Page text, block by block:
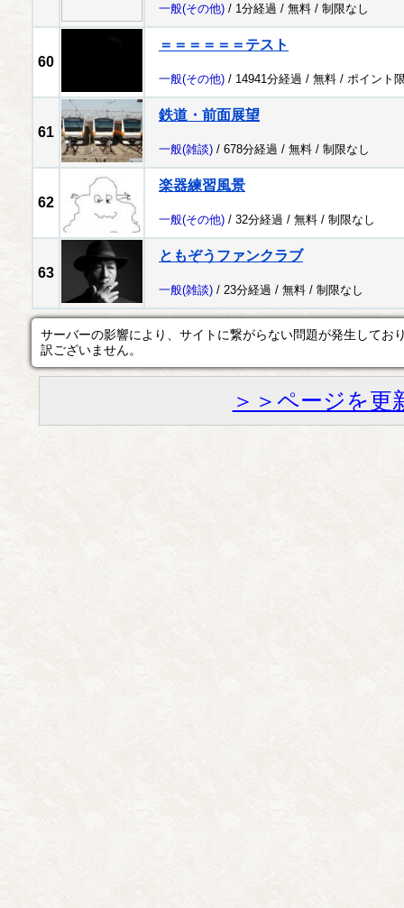
一般(その他) / 1分経過 / 無料 / 制限なし
60
＝＝＝＝＝＝テスト
一般(その他) / 14941分経過 / 無料 / ポイント
61
鉄道・前面展望
一般(雑談) / 678分経過 / 無料 / 制限なし
62
楽器練習風景
一般(その他) / 32分経過 / 無料 / 制限なし
63
ともぞうファンクラブ
一般(雑談) / 23分経過 / 無料 / 制限なし
サーバーの影響により、サイトに繋がらない問題が発生してお
訳ございません。
＞＞ページを更